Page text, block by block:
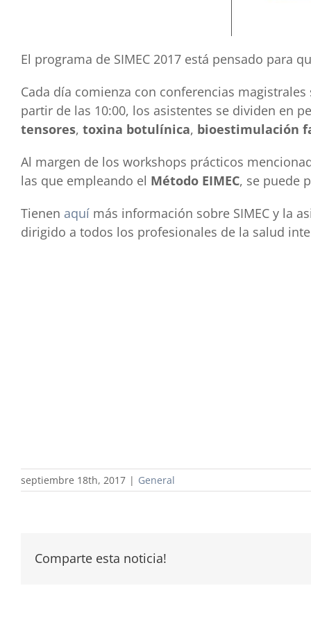
El programa de SIMEC 2017 está pensado para
Cada día comienza con conferencias
partir de las 10:00, los asistentes se dividen en
tensores, toxina botulínica, bioestimulación
Al margen de los workshops prácticos
las que empleando el Método EIMEC, se puede
Tienen aquí más información sobre SIMEC y la
dirigido a todos los profesionales de la salud
septiembre 18th, 2017 | General
Comparte esta noticia!